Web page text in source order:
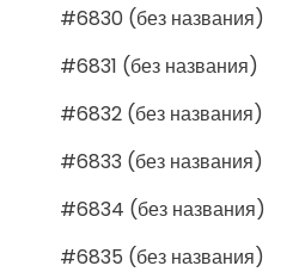
#6830 (без названия)
#6831 (без названия)
#6832 (без названия)
#6833 (без названия)
#6834 (без названия)
#6835 (без названия)